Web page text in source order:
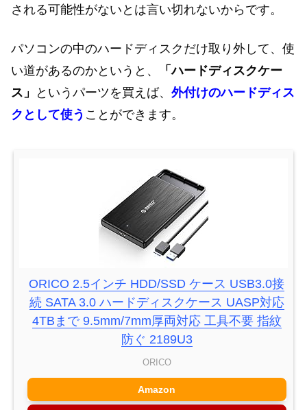
される可能性がないとは言い切れないからです。
パソコンの中のハードディスクだけ取り外して、使
い道があるのかというと、
「ハードディスクケー
ス」
というパーツを買えば、 外付けのハードディス
クとして使う ことができます。
ORICO 2.5インチ HDD/SSD ケース USB3.0接
続 SATA 3.0 ハードディスクケース UASP対応
4TBまで 9.5mm/7mm厚両対応 工具不要 指紋
防ぐ 2189U3
ORICO
Amazon